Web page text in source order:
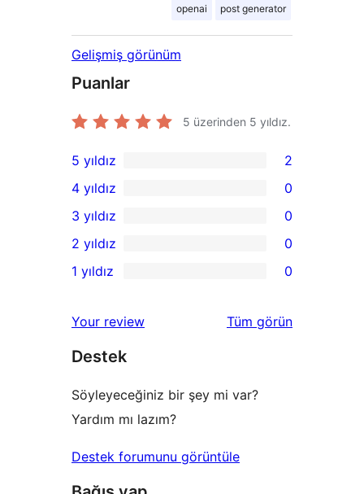
openai post generator
Gelişmiş görünüm
Puanlar
5 üzerinden 5 yıldız.
2
5
yıldızlı
inceleme
5 yıldız 2
4
yıldızlı
inceleme
4 yıldız 0
0
3
yıldızlı
3 yıldız 0
2
inceleme
2 yıldız 0
yıldızlı
inceleme
1 yıldız 0
Your review Tüm değerlendirmeleri
görün
Destek
Söyleyeceğiniz bir şey mi var?
Yardım mı lazım?
Destek forumunu görüntüle